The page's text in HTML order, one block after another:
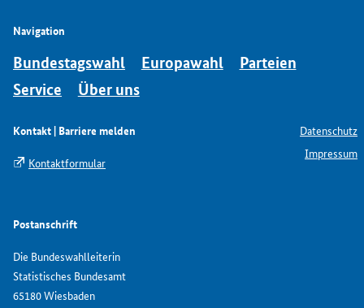
Navigation
Bundestagswahl Europawahl
Parteien
Service
Über uns
Kontakt | Barriere melden
Kontaktformular
Postanschrift
Die Bundeswahlleiterin
Statistisches Bundesamt
65180 Wiesbaden
Datenschutz
Impressum